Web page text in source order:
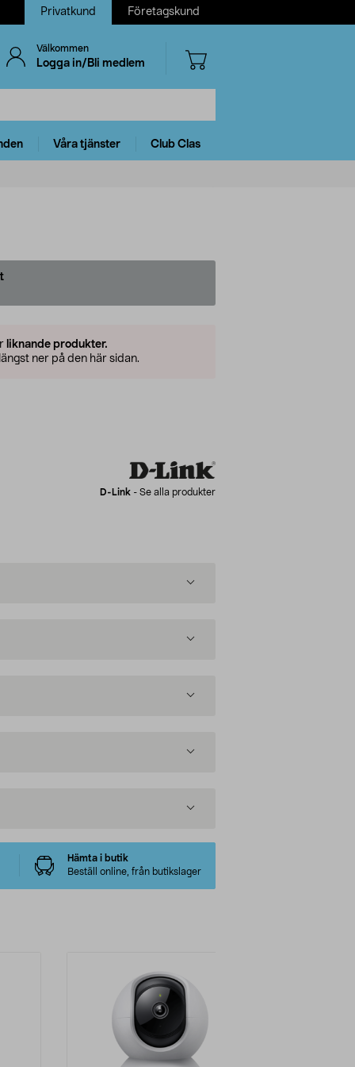
Privatkund Företagskund
Välkommen
Logga in/Bli medlem
Våra tjänster Club Clas
liknande produkter.
ner på den här sidan.
D-Link - Se alla produkter
Hämta i butik
Beställ online, från butikslager